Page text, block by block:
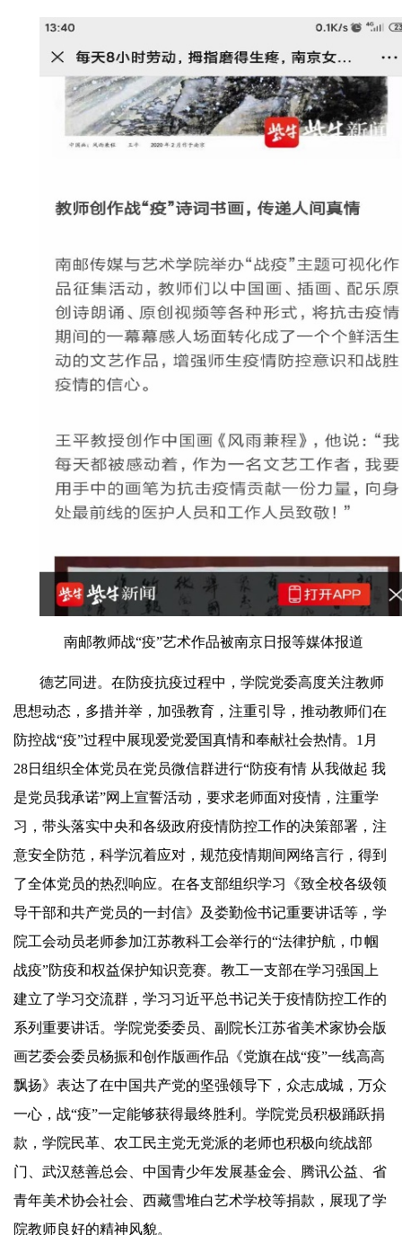
南邮教师战“疫”艺术作品被南京日报等媒体报道
德艺同进。 在防疫抗疫过程中，学院党委高度关注教师
思想动态，多措并举，加强教育，注重引导，推动教师们在
防控战“疫”过程中展现爱党爱国真情和奉献社会热情。 1 月
28日组织全体党员在党员微信群进行“防疫有情 从我做起 我
是党员我承诺”网上宣誓活动，要求老师面对疫情，注重学
习，带头落实中央和各级政府疫情防控工作的决策部署，注
意安全防范，科学沉着应对，规范疫情期间网络言行，得到
了全体党员的热烈响应。在各支部组织学习《致全校各级领
导干部和共产党员的一封信》及娄勤俭书记重要讲话等，学
院工会动员老师参加江苏教科工会举行的“法律护航，巾帼
战疫”防疫和权益保护知识竞赛。教工一支部在学习强国上
建立了学习交流群，学习习近平总书记关于疫情防控工作的
系列重要讲话。学院党委委员、副院长江苏省美术家协会版
画艺委会委员杨振和创作版画作品《党旗在战“疫”一线高高
飘扬》表达了在中国共产党的坚强领导下，众志成城，万众
一心，战“疫”一定能够获得最终胜利。学院党员积极踊跃捐
款，学院民革、农工民主党无党派的老师也积极向统战部
门、武汉慈善总会、中国青少年发展基金会、腾讯公益、省
青年美术协会社会、西藏雪堆白艺术学校等捐款，展现了学
院教师良好的精神风貌。